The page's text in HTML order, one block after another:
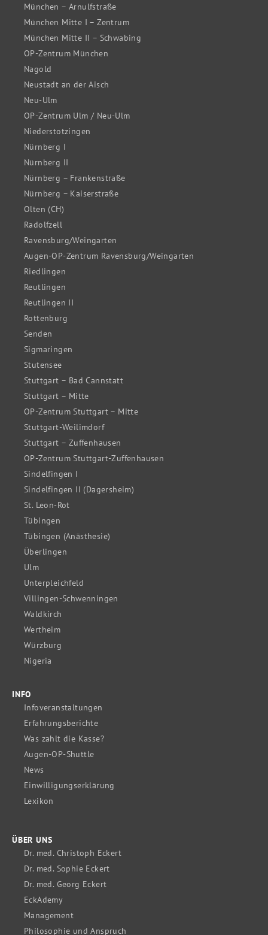
München – Arnulfstraße
München Mitte I – Zentrum
München Mitte II – Schwabing
OP-Zentrum München
Nagold
Neustadt an der Aisch
Neu-Ulm
OP-Zentrum Ulm / Neu-Ulm
Niederstotzingen
Nürnberg I
Nürnberg II
Nürnberg – Frankenstraße
Nürnberg – Kaiserstraße
Olten (CH)
Radolfzell
Ravensburg/Weingarten
Augen-OP-Zentrum Ravensburg/Weingarten
Riedlingen
Reutlingen
Reutlingen II
Rottenburg
Senden
Sigmaringen
Stutensee
Stuttgart – Bad Cannstatt
Stuttgart – Mitte
OP-Zentrum Stuttgart – Mitte
Stuttgart-Weilimdorf
Stuttgart – Zuffenhausen
OP-Zentrum Stuttgart-Zuffenhausen
Sindelfingen I
Sindelfingen II (Dagersheim)
St. Leon-Rot
Tübingen
Tübingen (Anästhesie)
Überlingen
Ulm
Unterpleichfeld
Villingen-Schwenningen
Waldkirch
Wertheim
Würzburg
Nigeria
INFO
Infoveranstaltungen
Erfahrungsberichte
Was zahlt die Kasse?
Augen-OP-Shuttle
News
Einwilligungserklärung
Lexikon
ÜBER UNS
Dr. med. Christoph Eckert
Dr. med. Sophie Eckert
Dr. med. Georg Eckert
EckAdemy
Management
Philosophie und Anspruch